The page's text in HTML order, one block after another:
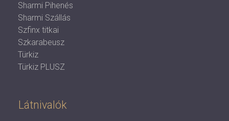
Sharmi Pihenés
Sharmi Szállás
Szfinx titkai
Szkarabeusz
Türkiz
Türkiz PLUSZ
Látnivalók